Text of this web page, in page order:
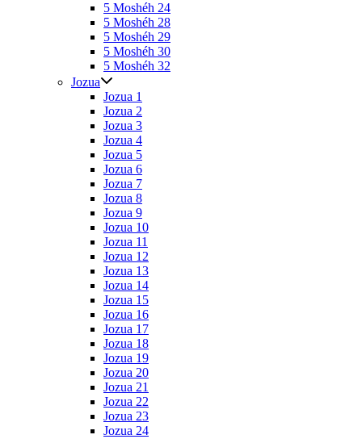
5 Moshéh 24
5 Moshéh 28
5 Moshéh 29
5 Moshéh 30
5 Moshéh 32
Jozua
Jozua 1
Jozua 2
Jozua 3
Jozua 4
Jozua 5
Jozua 6
Jozua 7
Jozua 8
Jozua 9
Jozua 10
Jozua 11
Jozua 12
Jozua 13
Jozua 14
Jozua 15
Jozua 16
Jozua 17
Jozua 18
Jozua 19
Jozua 20
Jozua 21
Jozua 22
Jozua 23
Jozua 24